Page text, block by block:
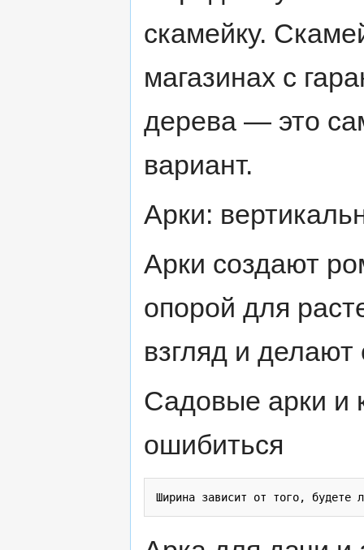
скамейку.
магазинах с
дерева — это
вариант.
Арки:
Арки создают
опорой для
взгляд и делают
Садовые арки и
ошибиться